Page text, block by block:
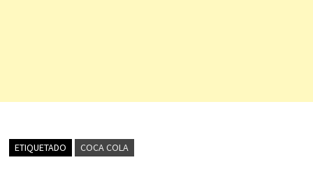
ETIQUETADO COCA COLA